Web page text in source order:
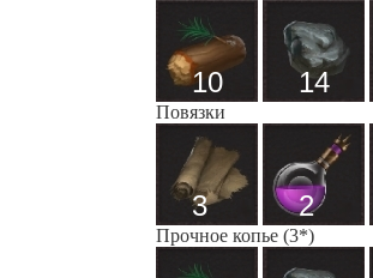
10 14
Повязки
3 2
Прочное копье (3*)